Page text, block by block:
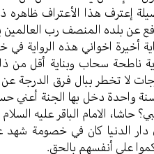
إعترف هذا الأعتراف ظاهره
عن بلده المنصف رب العالمين
أخيرة اخواني هذه الرواية
ناطحة سحاب وبناية أقل
لا تخطر ببال فرق الدرجة
واحدة دخل بها الجنة أعني
حاشا، الامام الباقر عليه
دار الدنيا كان في خصومة شهد
على أنفسهم بالحق.